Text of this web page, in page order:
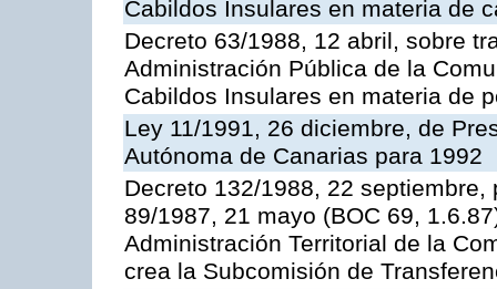
Cabildos Insulares en materia de
Decreto 63/1988, 12 abril, sobre
Administración Pública de la
Cabildos Insulares en materia de
Ley 11/1991, 26 diciembre, de
Autónoma de Canarias para 1992
Decreto 132/1988, 22
89/1987, 21 mayo (BOC 69,
Administración Territorial de la
crea la Subcomisión de